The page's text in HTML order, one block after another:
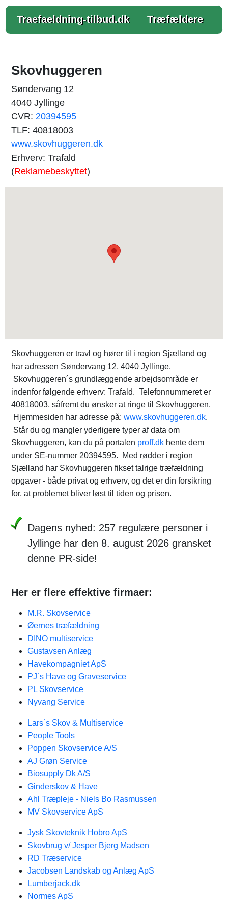
Traefaeldning-tilbud.dk Træfældere
Skovhuggeren
Søndervang 12
4040 Jyllinge
CVR: 20394595
TLF: 40818003
www.skovhuggeren.dk
Erhverv: Trafald
(Reklamebeskyttet)
Skovhuggeren er travl og hører til i region Sjælland og
har adressen Søndervang 12, 4040 Jyllinge.
Skovhuggeren´s grundlæggende arbejdsområde er
indenfor følgende erhverv: Trafald. Telefonnummeret er
40818003, såfremt du ønsker at ringe til Skovhuggeren.
Hjemmesiden har adresse på: www.skovhuggeren.dk.
Står du og mangler yderligere typer af data om
Skovhuggeren, kan du på portalen proff.dk hente dem
under SE-nummer 20394595. Med rødder i region
Sjælland har Skovhuggeren fikset talrige træfældning
opgaver - både privat og erhverv, og det er din forsikring
for, at problemet bliver løst til tiden og prisen.
Dagens nyhed: 257 regulære personer i
Jyllinge har den 8. august 2026 gransket
denne PR-side!
Her er flere effektive firmaer:
M.R. Skovservice
Øernes træfældning
DINO multiservice
Gustavsen Anlæg​
Havekompagniet ApS
PJ´s Have og Graveservice
PL Skovservice
Nyvang Service
Lars´s Skov & Multiservice
People Tools
Poppen Skovservice A/S
AJ Grøn Service
Biosupply Dk A/S
Ginderskov & Have
Ahl Træpleje - Niels Bo Rasmussen
MV Skovservice ApS
Jysk Skovteknik Hobro ApS
Skovbrug v/ Jesper Bjerg Madsen
RD Træservice
Jacobsen Landskab og Anlæg ApS
Lumberjack.dk
Normes ApS